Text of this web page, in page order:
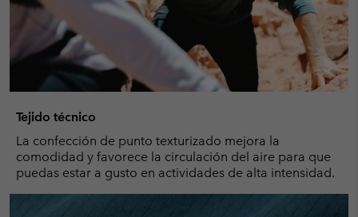
Tejido técnico
La confección de punto texturizado mejora la
comodidad y favorece la circulación del aire para que
puedas estar a gusto en actividades de alta intensidad.